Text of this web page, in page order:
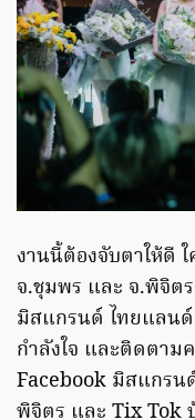
งานนี้ต้องจับตาให้ดี
จ.ชุมพร และ จ.พิจิตร
มิสแกรนด์ ไทยแลนด์
กำลังใจ และติดตาม
Facebook มิสแกร
พิจิตร และ Tix Tok